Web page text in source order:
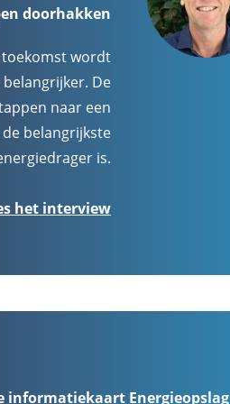
doorhakken
toekomst wordt
De
naar een
belangrijkste
is.
het interview
informatiekaart Energieopslag